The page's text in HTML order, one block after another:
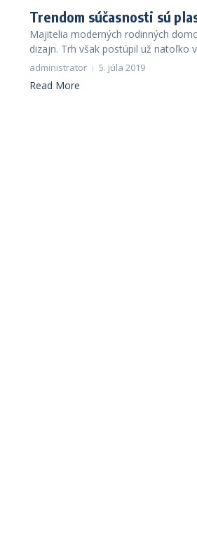
Trendom súčasnosti sú
Majitelia moderných rodinných
dizajn. Trh však postúpil už natoľko
administrator 5. júla 2019
Read More